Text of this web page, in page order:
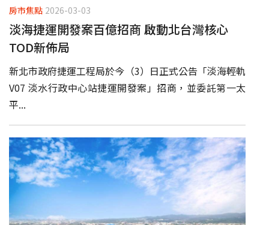
房市焦點 2026-03-03
淡海捷運開發案百億招商 啟動北台灣核心
TOD新佈局
新北市政府捷運工程局於今（3）日正式公告「淡海輕軌
V07 淡水行政中心站捷運開發案」招商，並委託第一太
平...